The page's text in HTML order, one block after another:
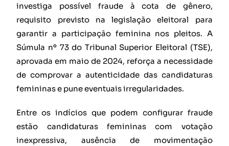
investiga possível fraude à cota de gênero,
requisito previsto na legislação eleitoral para
garantir a participação feminina nos pleitos. A
Súmula nº 73 do Tribunal Superior Eleitoral (TSE),
aprovada em maio de 2024, reforça a necessidade
de comprovar a autenticidade das candidaturas
femininas e pune eventuais irregularidades.
Entre os indícios que podem configurar fraude
estão candidaturas femininas com votação
inexpressiva, ausência de movimentação